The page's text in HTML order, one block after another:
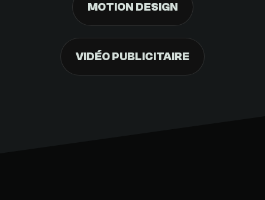
MOTION DESIGN
VIDÉO PUBLICITAIRE